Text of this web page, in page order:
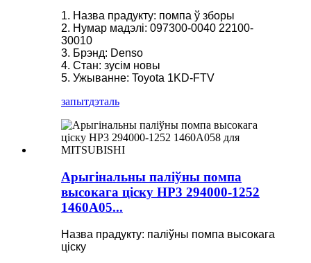
1. Назва прадукту: помпа ў зборы
2. Нумар мадэлі: 097300-0040 22100-
30010
3. Брэнд: Denso
4. Стан: зусім новы
5. Ужыванне: Toyota 1KD-FTV
запытдэталь
Арыгінальны паліўны помпа
высокага ціску HP3 294000-1252
1460A05...
Назва прадукту: паліўны помпа высокага
ціску